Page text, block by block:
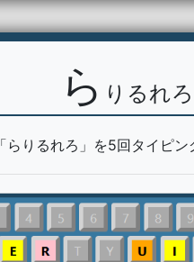
ら りるれろ
「らりるれろ」を5回タイピ